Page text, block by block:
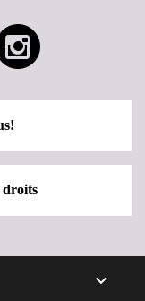
droits
